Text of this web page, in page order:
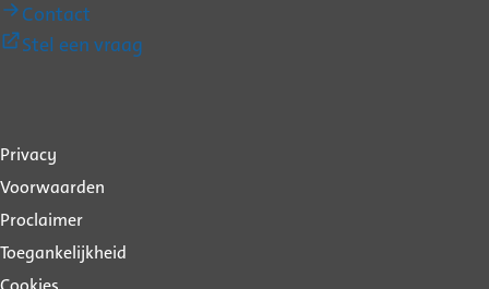
Contact
Stel een vraag
Over
deze
website
Privacy
Voorwaarden
Proclaimer
Toegankelijkheid